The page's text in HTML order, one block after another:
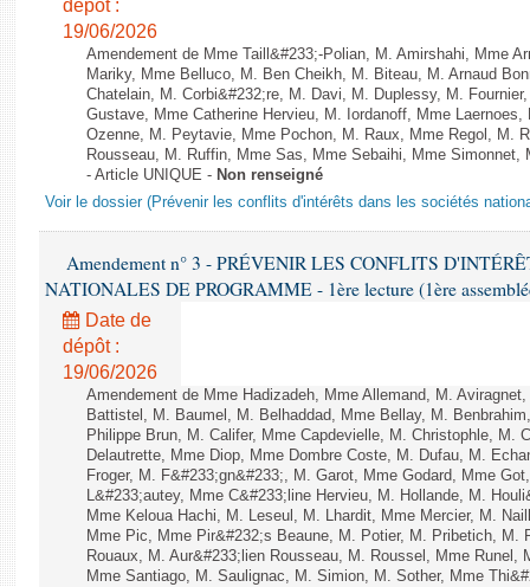
dépôt :
19/06/2026
Amendement de Mme Taill&#233;-Polian, M. Amirshahi, Mme
Mariky, Mme Belluco, M. Ben Cheikh, M. Biteau, M. Arnaud
Chatelain, M. Corbi&#232;re, M. Davi, M. Duplessy, M.
Gustave, Mme Catherine Hervieu, M. Iordanoff, Mme
Ozenne, M. Peytavie, Mme Pochon, M. Raux, Mme Regol, M.
Rousseau, M. Ruffin, Mme Sas, Mme Sebaihi, Mme Simonnet,
- Article UNIQUE - Non renseigné
Voir le dossier (Prévenir les conflits d'intérêts dans les sociétés
Amendement n° 3 - PRÉVENIR LES CONFLITS
NATIONALES DE PROGRAMME - 1ère lecture (1ère
Date de
dépôt :
19/06/2026
Amendement de Mme Hadizadeh, Mme Allemand, M.
Battistel, M. Baumel, M. Belhaddad, Mme Bellay, M.
Philippe Brun, M. Califer, Mme Capdevielle, M. Christophle, M.
Delautrette, Mme Diop, Mme Dombre Coste, M. Dufau, M.
Froger, M. F&#233;gn&#233;, M. Garot, Mme Godard, Mme
L&#233;autey, Mme C&#233;line Hervieu, M. Hollande, M.
Mme Keloua Hachi, M. Leseul, M. Lhardit, Mme Mercier, M.
Mme Pic, Mme Pir&#232;s Beaune, M. Potier, M. Pribetich, M.
Rouaux, M. Aur&#233;lien Rousseau, M. Roussel, Mme Runel,
Mme Santiago, M. Saulignac, M. Simion, M. Sother, Mme